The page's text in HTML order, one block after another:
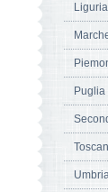
Liguria
Puglia